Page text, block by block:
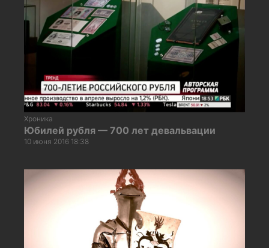
Хроника
Юбилей рубля — 700 лет девальвации
10 июня 2016 18:38